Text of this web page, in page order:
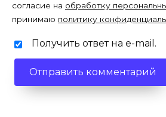
согласие на обработку
принимаю политику
Получить ответ на e-mail.